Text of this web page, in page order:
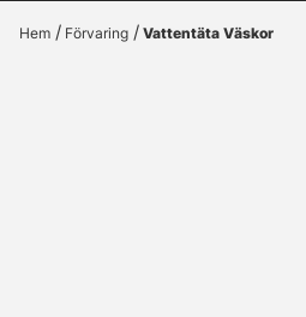
Hem Förvaring Vattentäta Väskor